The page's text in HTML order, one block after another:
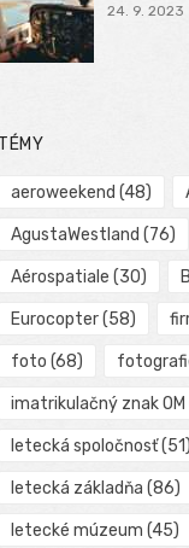
24. 9. 2023
TÉMY
aeroweekend (48)
AgustaWestland (76)
Aérospatiale (30)
Eurocopter(58)
foto (68)
imatrikulačný znak OM
letecká spoločnosť(51)
letecká základňa (86)
letecké múzeum (45)